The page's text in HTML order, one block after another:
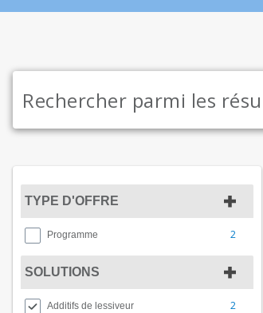
TYPE D'OFFRE
Programme 2
SOLUTIONS
Additifs de lessiveur 2